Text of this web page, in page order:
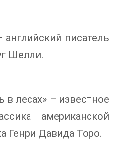
писатель
Шелли.
в лесах» – известное
американской
Генри Давида Торо.